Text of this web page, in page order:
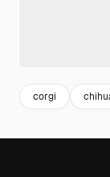
corgi